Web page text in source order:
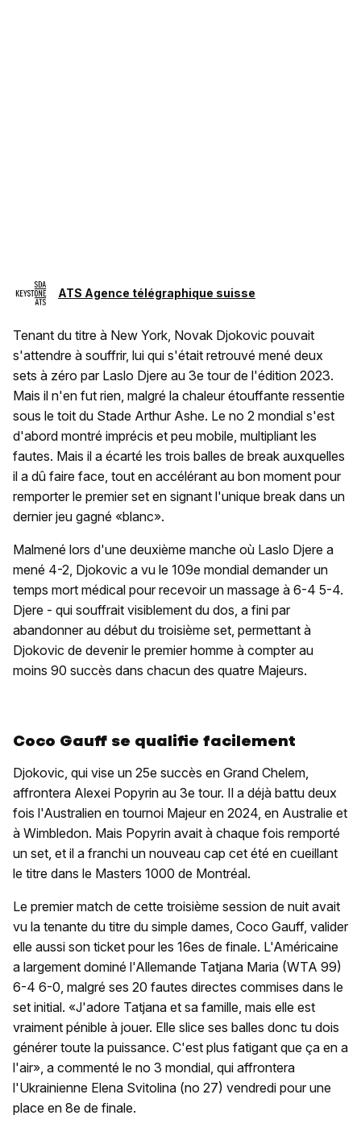
ATS Agence télégraphique suisse
Tenant du titre à New York, Novak Djokovic pouvait
s'attendre à souffrir, lui qui s'était retrouvé mené deux
sets à zéro par Laslo Djere au 3e tour de l'édition 2023.
Mais il n'en fut rien, malgré la chaleur étouffante ressentie
sous le toit du Stade Arthur Ashe. Le no 2 mondial s'est
d'abord montré imprécis et peu mobile, multipliant les
fautes. Mais il a écarté les trois balles de break auxquelles
il a dû faire face, tout en accélérant au bon moment pour
remporter le premier set en signant l'unique break dans un
dernier jeu gagné «blanc».
Malmené lors d'une deuxième manche où Laslo Djere a
mené 4-2, Djokovic a vu le 109e mondial demander un
temps mort médical pour recevoir un massage à 6-4 5-4.
Djere - qui souffrait visiblement du dos, a fini par
abandonner au début du troisième set, permettant à
Djokovic de devenir le premier homme à compter au
moins 90 succès dans chacun des quatre Majeurs.
Coco Gauff se qualifie facilement
Djokovic, qui vise un 25e succès en Grand Chelem,
affrontera Alexei Popyrin au 3e tour. Il a déjà battu deux
fois l'Australien en tournoi Majeur en 2024, en Australie et
à Wimbledon. Mais Popyrin avait à chaque fois remporté
un set, et il a franchi un nouveau cap cet été en cueillant
le titre dans le Masters 1000 de Montréal.
Le premier match de cette troisième session de nuit avait
vu la tenante du titre du simple dames, Coco Gauff, valider
elle aussi son ticket pour les 16es de finale. L'Américaine
a largement dominé l'Allemande Tatjana Maria (WTA 99)
6-4 6-0, malgré ses 20 fautes directes commises dans le
set initial. «J'adore Tatjana et sa famille, mais elle est
vraiment pénible à jouer. Elle slice ses balles donc tu dois
générer toute la puissance. C'est plus fatigant que ça en a
l'air», a commenté le no 3 mondial, qui affrontera
l'Ukrainienne Elena Svitolina (no 27) vendredi pour une
place en 8e de finale.